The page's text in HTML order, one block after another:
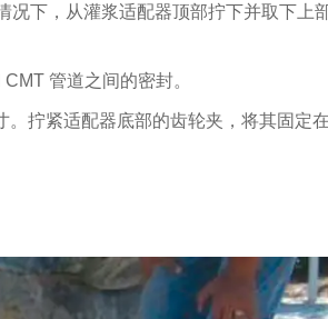
况下，从灌浆适配器顶部拧下并取下上
管道之间的密封。
拧紧适配器底部的齿轮夹，将其固定在